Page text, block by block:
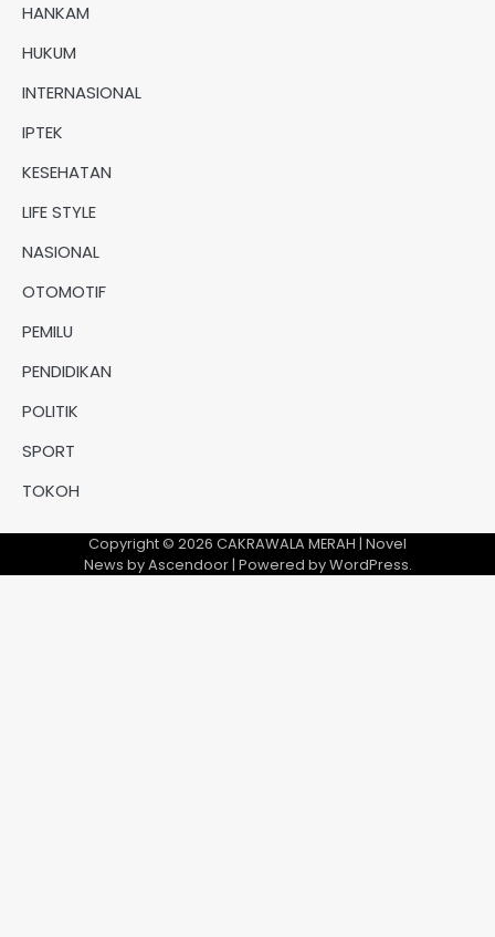
HANKAM
HUKUM
INTERNASIONAL
IPTEK
KESEHATAN
LIFE STYLE
NASIONAL
OTOMOTIF
PEMILU
PENDIDIKAN
POLITIK
SPORT
TOKOH
Copyright © 2026 CAKRAWALA MERAH | Novel
News byAscendoor| Powered byWordPress.